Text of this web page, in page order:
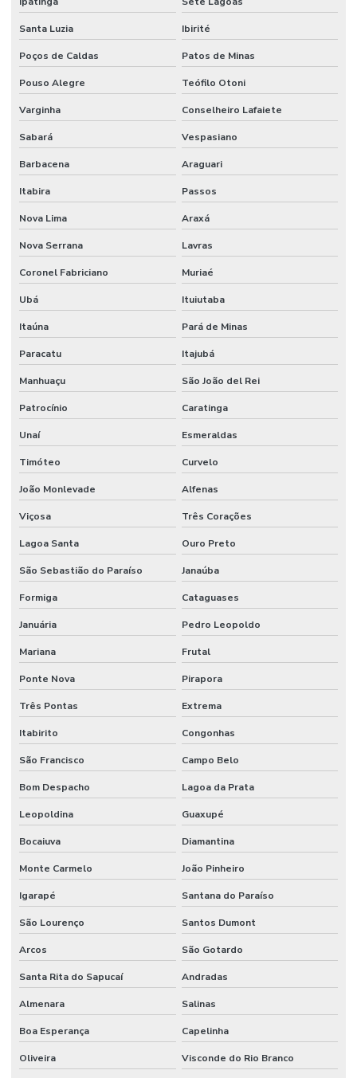
Santa Luzia Ibirité
Poços de Caldas Patos de Minas
Pouso Alegre Teófilo Otoni
Varginha Conselheiro Lafaiete
Sabará Vespasiano
Barbacena Araguari
Itabira Passos
Nova Lima Araxá
Nova Serrana Lavras
Coronel Fabriciano Muriaé
Ubá Ituiutaba
Itaúna Pará de Minas
Paracatu Itajubá
Manhuaçu São João del Rei
Patrocínio Caratinga
Unaí Esmeraldas
Timóteo Curvelo
João Monlevade Alfenas
Viçosa Três Corações
Lagoa Santa Ouro Preto
São Sebastião do Paraíso Janaúba
Formiga Cataguases
Januária Pedro Leopoldo
Mariana Frutal
Ponte Nova Pirapora
Três Pontas Extrema
Itabirito Congonhas
São Francisco Campo Belo
Bom Despacho Lagoa da Prata
Leopoldina Guaxupé
Bocaiuva Diamantina
Monte Carmelo João Pinheiro
Igarapé Santana do Paraíso
São Lourenço Santos Dumont
Arcos São Gotardo
Santa Rita do Sapucaí Andradas
Almenara Salinas
Boa Esperança Capelinha
Oliveira Visconde do Rio Branco